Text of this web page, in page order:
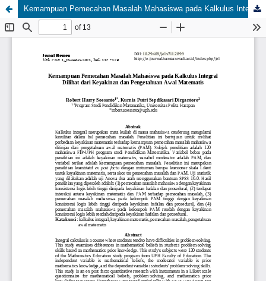
Kemampuan Pemecahan Masalah Mahasiswa pada Kalkulus Integral Dilihat dari Keyakinan dan Pengetahuan Awal Matematis